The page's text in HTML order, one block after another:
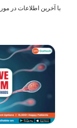
با آخرین اطلاعات در